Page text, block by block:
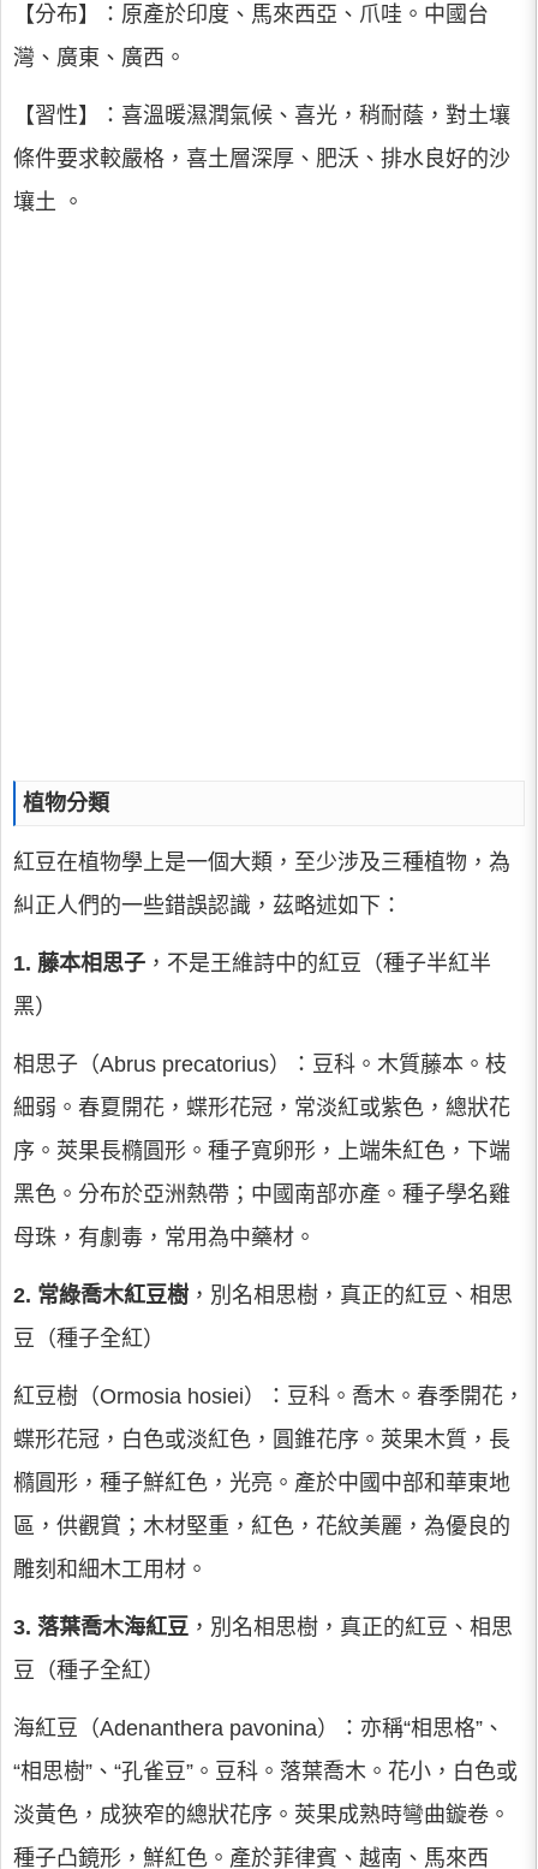
【分布】：原產於印度、馬來西亞、爪哇。中國台
灣、廣東、廣西。
【習性】：喜溫暖濕潤氣候、喜光，稍耐蔭，對土壤
條件要求較嚴格，喜土層深厚、肥沃、排水良好的沙
壤土 。
植物分類
紅豆在植物學上是一個大類，至少涉及三種植物，為
糾正人們的一些錯誤認識，茲略述如下：
1. 藤本相思子 ，不是王維詩中的紅豆（種子半紅半
黑）
相思子（Abrus precatorius）：豆科。木質藤本。枝
細弱。春夏開花，蝶形花冠，常淡紅或紫色，總狀花
序。莢果長橢圓形。種子寬卵形，上端朱紅色，下端
黑色。分布於亞洲熱帶；中國南部亦產。種子學名雞
母珠，有劇毒，常用為中藥材。
2. 常綠喬木紅豆樹 ，別名相思樹，真正的紅豆、相思
豆（種子全紅）
紅豆樹（Ormosia hosiei）：豆科。喬木。春季開花，
蝶形花冠，白色或淡紅色，圓錐花序。莢果木質，長
橢圓形，種子鮮紅色，光亮。產於中國中部和華東地
區，供觀賞；木材堅重，紅色，花紋美麗，為優良的
雕刻和細木工用材。
3. 落葉喬木海紅豆 ，別名相思樹，真正的紅豆、相思
豆（種子全紅）
海紅豆（Adenanthera pavonina）：亦稱“相思格”、
“相思樹”、“孔雀豆”。豆科。落葉喬木。花小，白色或
淡黃色，成狹窄的總狀花序。莢果成熟時彎曲鏇卷。
種子凸鏡形，鮮紅色。產於菲律賓、越南、馬來西